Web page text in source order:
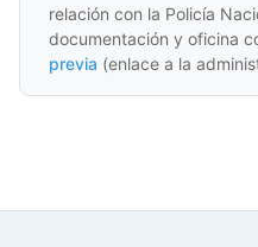
relación con la Policía
documentación y oficina
previa (enlace a la